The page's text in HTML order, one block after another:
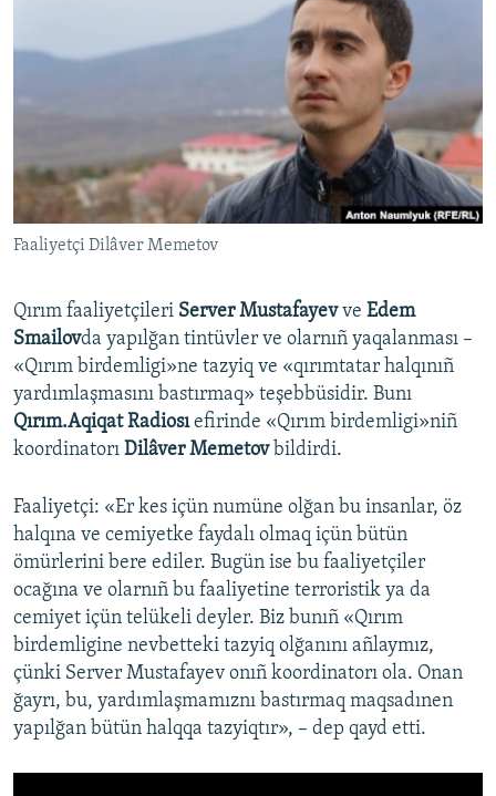
BLOGLAR
Українською
QOŞULIÑIZ!
RFE/RS bütün saytları
Faaliyetçi Dilâver Memetov
Qırım faaliyetçileri Server Mustafayevve Edem
Smailovda yapılğan tintüvler ve olarnıñ yaqalanması –
«Qırım birdemligi»ne tazyiq ve «qırımtatar halqınıñ
yardımlaşmasını bastırmaq» teşebbüsidir. Bunı
Qırım.Aqiqat Radiosıefirinde «Qırım birdemligi»niñ
koordinatorı Dilâver Memetovbildirdi.
Faaliyetçi: «Er kes içün numüne olğan bu insanlar, öz
halqına ve cemiyetke faydalı olmaq içün bütün
ömürlerini bere ediler. Bugün ise bu faaliyetçiler
ocağına ve olarnıñ bu faaliyetine terroristik ya da
cemiyet içün telükeli deyler. Biz bunıñ «Qırım
birdemligine nevbetteki tazyiq olğanını añlaymız,
çünki Server Mustafayev onıñ koordinatorı ola. Onan
ğayrı, bu, yardımlaşmamıznı bastırmaq maqsadınen
yapılğan bütün halqqa tazyiqtır», – dep qayd etti.